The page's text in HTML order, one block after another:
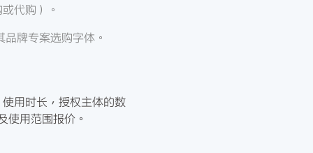
或代购）。
品牌专案选购字体。
用时长，授权主体的数
使用范围报价。